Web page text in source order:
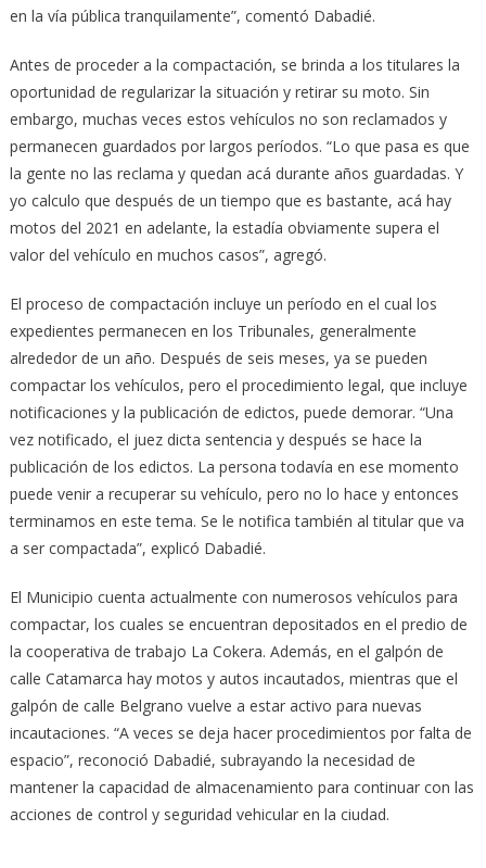
en la vía pública tranquilamente”, comentó Dabadié.
Antes de proceder a la compactación, se brinda a los titulares la
oportunidad de regularizar la situación y retirar su moto. Sin
embargo, muchas veces estos vehículos no son reclamados y
permanecen guardados por largos períodos. “Lo que pasa es que
la gente no las reclama y quedan acá durante años guardadas. Y
yo calculo que después de un tiempo que es bastante, acá hay
motos del 2021 en adelante, la estadía obviamente supera el
valor del vehículo en muchos casos”, agregó.
El proceso de compactación incluye un período en el cual los
expedientes permanecen en los Tribunales, generalmente
alrededor de un año. Después de seis meses, ya se pueden
compactar los vehículos, pero el procedimiento legal, que incluye
notificaciones y la publicación de edictos, puede demorar. “Una
vez notificado, el juez dicta sentencia y después se hace la
publicación de los edictos. La persona todavía en ese momento
puede venir a recuperar su vehículo, pero no lo hace y entonces
terminamos en este tema. Se le notifica también al titular que va
a ser compactada”, explicó Dabadié.
El Municipio cuenta actualmente con numerosos vehículos para
compactar, los cuales se encuentran depositados en el predio de
la cooperativa de trabajo La Cokera. Además, en el galpón de
calle Catamarca hay motos y autos incautados, mientras que el
galpón de calle Belgrano vuelve a estar activo para nuevas
incautaciones. “A veces se deja hacer procedimientos por falta de
espacio”, reconoció Dabadié, subrayando la necesidad de
mantener la capacidad de almacenamiento para continuar con las
acciones de control y seguridad vehicular en la ciudad.